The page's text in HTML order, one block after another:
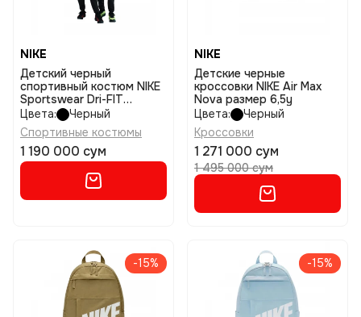
NIKE
Детский черный
спортивный костюм NIKE
Sportswear Dri-FIT
Tracksuit размер m
Цвета:
Черный
Спортивные костюмы
1 190 000 сум
NIKE
Детские черные
кроссовки NIKE Air Max
Nova размер 6,5y
Цвета:
Черный
Кроссовки
1 271 000 сум
1 495 000 сум
-15% -15%